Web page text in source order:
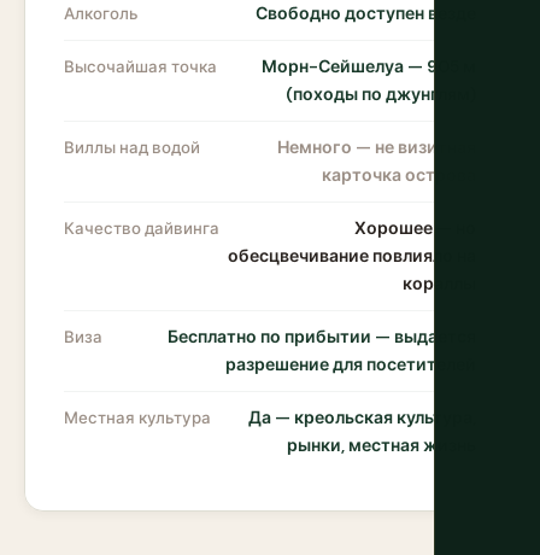
Алкоголь Свободно доступен везде
Высочайшая точка
Морн-Сейшелуа — 905 м
(походы по джунглям)
Виллы над водой
Немного — не визитная
карточка острова
Качество дайвинга
Хорошее — но
обесцвечивание повлияло на
кораллы
Виза
Бесплатно по прибытии — выдается
разрешение для посетителей
Местная культура
Да — креольская культура,
рынки, местная жизнь